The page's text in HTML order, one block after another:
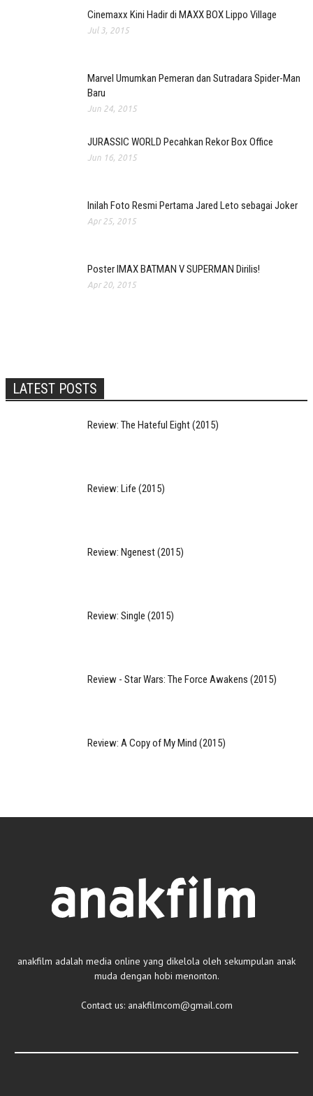
Cinemaxx Kini Hadir di MAXX BOX Lippo Village
Jul 3, 2015
Marvel Umumkan Pemeran dan Sutradara Spider-Man
Baru
Jun 24, 2015
JURASSIC WORLD Pecahkan Rekor Box Office
Jun 16, 2015
Inilah Foto Resmi Pertama Jared Leto sebagai Joker
Apr 25, 2015
Poster IMAX BATMAN V SUPERMAN Dirilis!
Apr 20, 2015
LATEST POSTS
Review: The Hateful Eight (2015)
Review: Life (2015)
Review: Ngenest (2015)
Review: Single (2015)
Review - Star Wars: The Force Awakens (2015)
Review: A Copy of My Mind (2015)
anakfilm adalah media online yang dikelola oleh sekumpulan anak
muda dengan hobi menonton.
Contact us: anakfilmcom@gmail.com